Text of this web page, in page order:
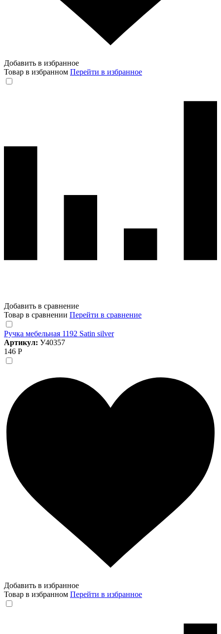
Добавить в избранное
Товар в избранном Перейти в избранное
Добавить в сравнение
Товар в сравнении Перейти в сравнение
Ручка мебельная 1192 Satin silver
Артикул: У40357
146 Р
Добавить в избранное
Товар в избранном Перейти в избранное